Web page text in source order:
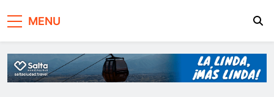
Salta, Argentina y el
mundo, las 24 horas
del día
MENU